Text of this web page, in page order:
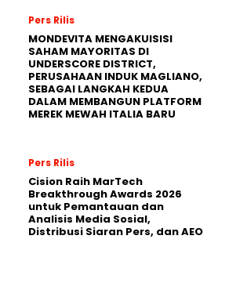
Pers Rilis
MONDEVITA MENGAKUISISI
SAHAM MAYORITAS DI
UNDERSCORE DISTRICT,
PERUSAHAAN INDUK MAGLIANO,
SEBAGAI LANGKAH KEDUA
DALAM MEMBANGUN PLATFORM
MEREK MEWAH ITALIA BARU
Pers Rilis
Cision Raih MarTech
Breakthrough Awards 2026
untuk Pemantauan dan
Analisis Media Sosial,
Distribusi Siaran Pers, dan AEO